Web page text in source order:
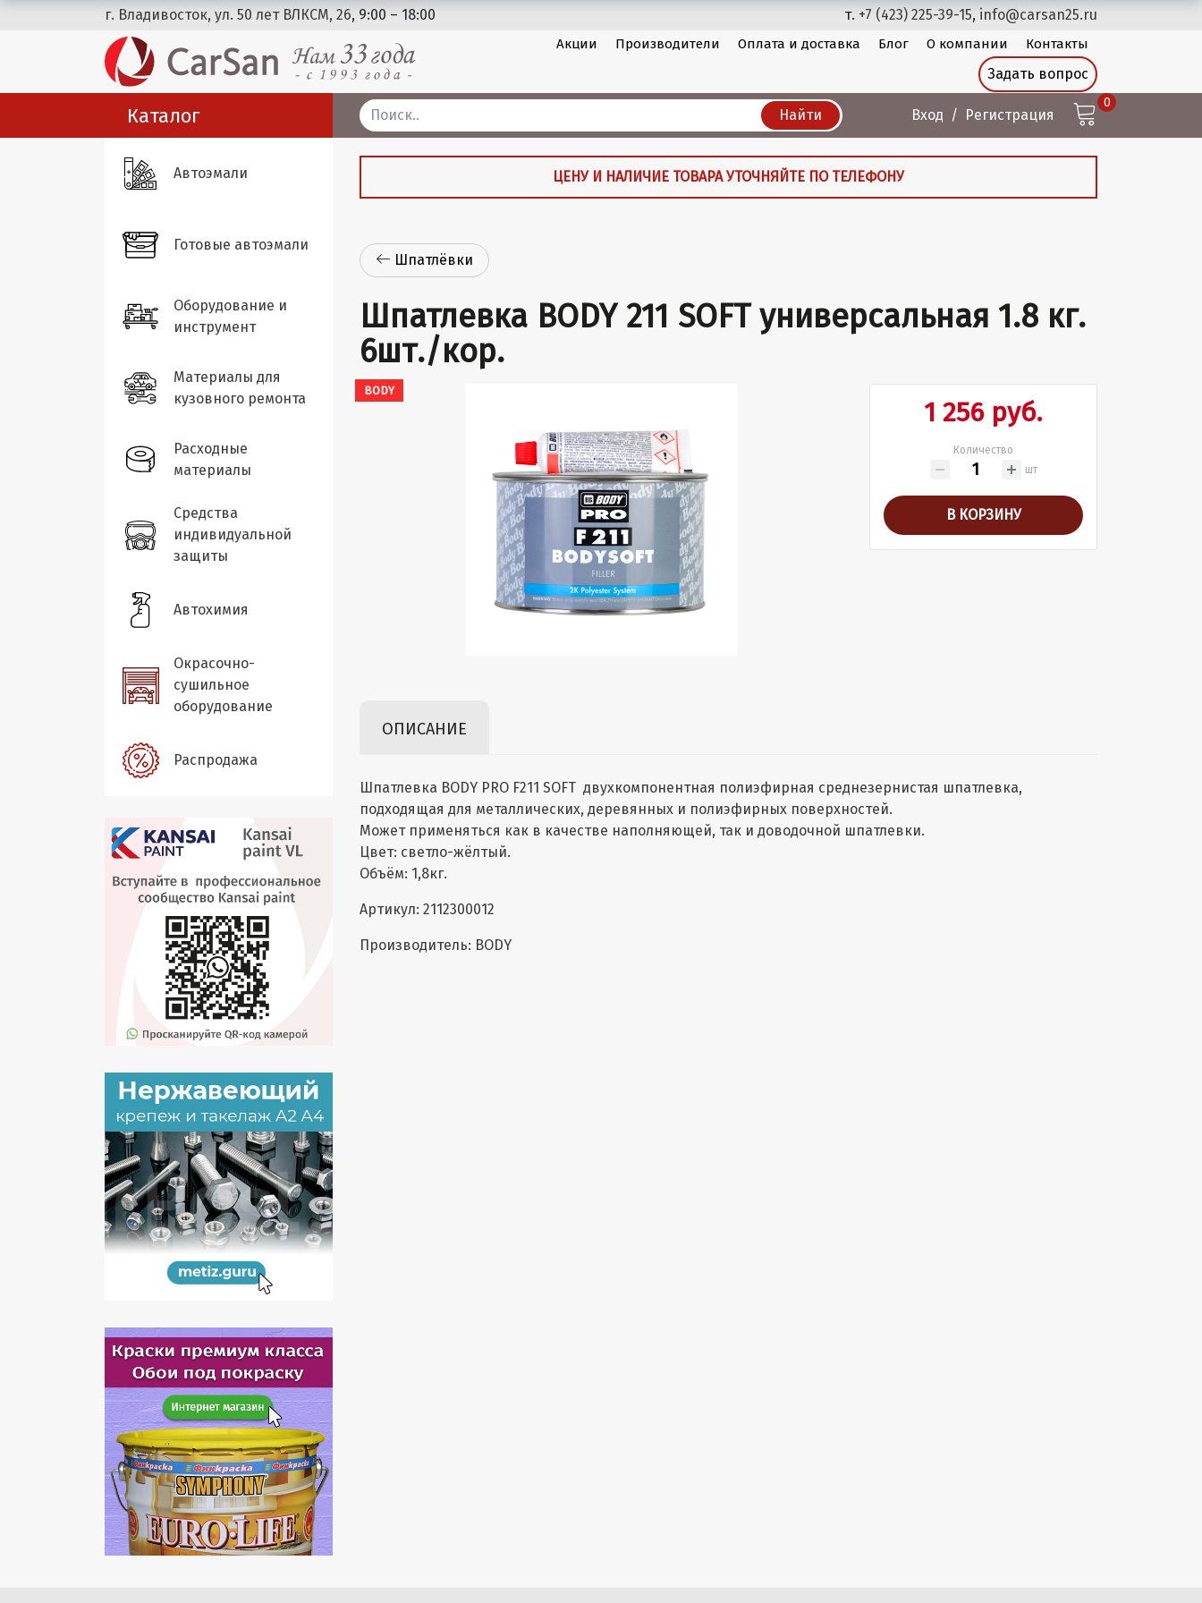
г. Владивосток, ул. 50 лет ВЛКСМ, 26, 9:00 – 18:00 т. +7 (423) 225-39-15, info@carsan25.ru
Акции Производители Оплата и доставка Блог О компании Контакты
Задать вопрос
Каталог Найти Вход Регистрация
0
Автоэмали
Готовые автоэмали
Оборудование и
инструмент
Материалы для
кузовного ремонта
Расходные
материалы
Средства
индивидуальной
защиты
Автохимия
Окрасочно-
сушильное
оборудование
Распродажа
ЦЕНУ И НАЛИЧИЕ ТОВАРА УТОЧНЯЙТЕ ПО ТЕЛЕФОНУ
Шпатлёвки
Шпатлевка BODY 211 SOFT универсальная 1.8 кг.
6шт./кор.
BODY
1 256 руб.
Количество
шт
В КОРЗИНУ
ОПИСАНИЕ
Шпатлевка BODY PRO F211 SOFT двухкомпонентная полиэфирная среднезернистая шпатлевка,
подходящая для металлических, деревянных и полиэфирных поверхностей.
Может применяться как в качестве наполняющей, так и доводочной шпатлевки.
Цвет: светло-жёлтый.
Объём: 1,8кг.
Артикул: 2112300012
Производитель: BODY